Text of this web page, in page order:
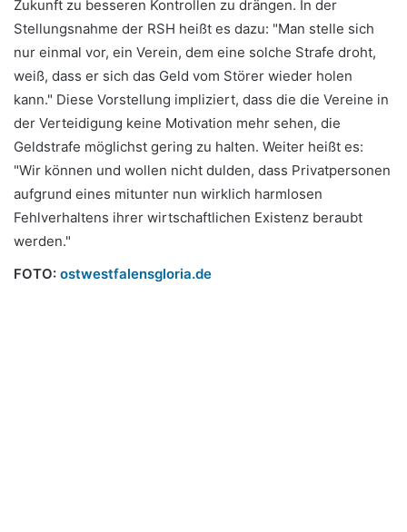
Zukunft zu besseren Kontrollen zu drängen. In der
Stellungsnahme der RSH heißt es dazu: "Man stelle sich
nur einmal vor, ein Verein, dem eine solche Strafe droht,
weiß, dass er sich das Geld vom Störer wieder holen
kann." Diese Vorstellung impliziert, dass die die Vereine in
der Verteidigung keine Motivation mehr sehen, die
Geldstrafe möglichst gering zu halten. Weiter heißt es:
"Wir können und wollen nicht dulden, dass Privatpersonen
aufgrund eines mitunter nun wirklich harmlosen
Fehlverhaltens ihrer wirtschaftlichen Existenz beraubt
werden."
FOTO: ostwestfalensgloria.de